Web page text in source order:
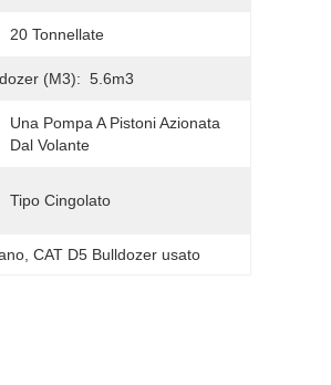
20 Tonnellate
(m3): 5.6m3
Una Pompa A Pistoni Azionata
Dal Volante
Tipo Cingolato
, CAT D5 Bulldozer usato